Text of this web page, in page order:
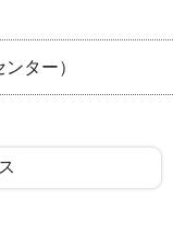
ター）